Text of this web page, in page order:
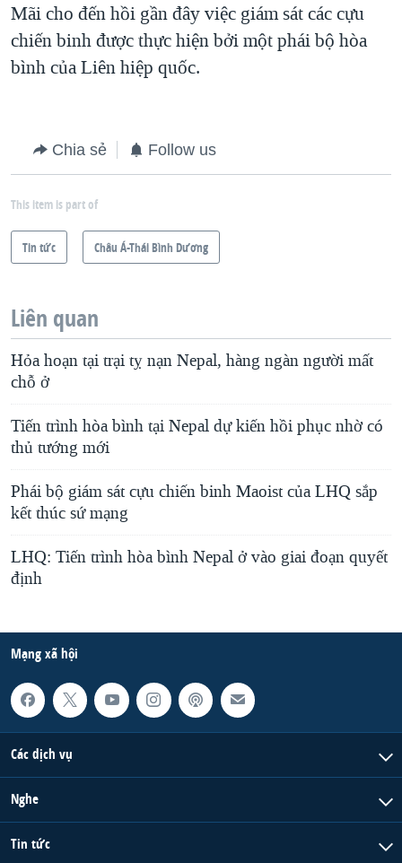
Mãi cho đến hồi gần đây việc giám sát các cựu
chiến binh được thực hiện bởi một phái bộ hòa
bình của Liên hiệp quốc.
Chia sẻ Follow us
This item is part of
Tin tức Châu Á-Thái Bình Dương
Liên quan
Hỏa hoạn tại trại tỵ nạn Nepal, hàng ngàn người mất
chỗ ở
Tiến trình hòa bình tại Nepal dự kiến hồi phục nhờ có
thủ tướng mới
Phái bộ giám sát cựu chiến binh Maoist của LHQ sắp
kết thúc sứ mạng
LHQ: Tiến trình hòa bình Nepal ở vào giai đoạn quyết
định
Mạng xã hội
Các dịch vụ
Nghe
Tin tức